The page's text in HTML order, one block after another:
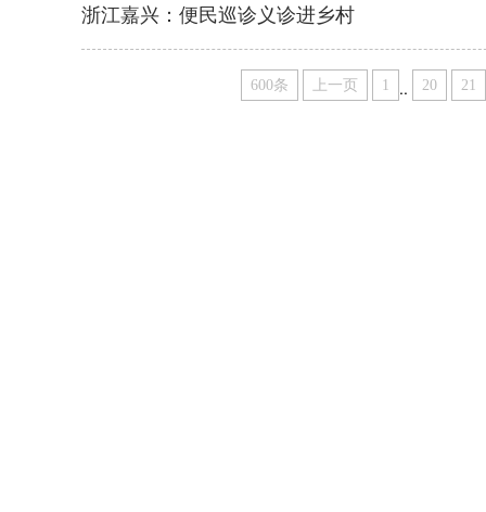
浙江嘉兴：便民巡诊义诊进乡村
600条 上一页 1 .. 20 21